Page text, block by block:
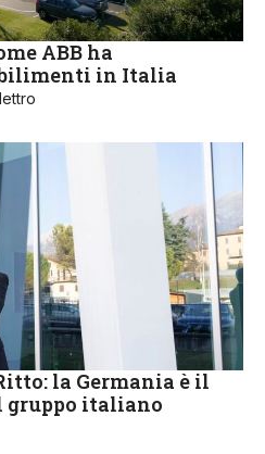
ABB ha
in Italia
la Germania è il
gruppo italiano